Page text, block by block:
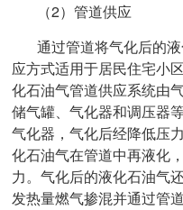
（2）管道供应
通过管道将气化后的
应方式适用于居民住宅小
化石油气管道供应系统由
储气罐、气化器和调压器
气化器，气化后经降低压
化石油气在管道中再液化
力。气化后的液化石油气
发热量燃气掺混并通过管道